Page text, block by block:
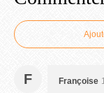
F Françoise